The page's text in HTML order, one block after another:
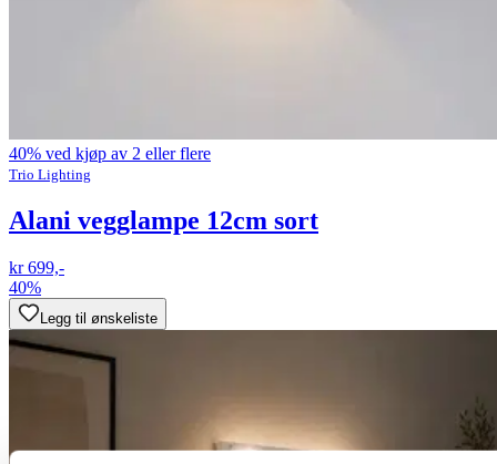
40% ved kjøp av 2 eller flere
Trio Lighting
Alani vegglampe 12cm sort
kr 699,-
40%
Legg til ønskeliste